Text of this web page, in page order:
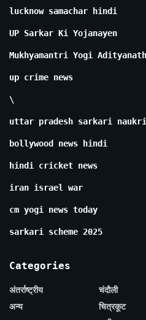
lucknow samachar hindi
UP Sarkar Ki Yojanayen
Mukhyamantri Yogi
up crime news
\
uttar pradesh sarkari naukri
bollywood news hindi
hindi cricket news
iran israel war
cm yogi news today
sarkari scheme 2025
Categories
अंतर्राष्ट्रीय
अन्य
चंदौली
चित्रकूट